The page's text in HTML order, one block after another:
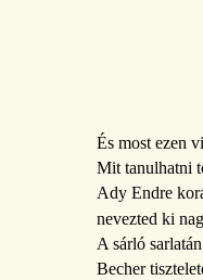
És most ezen
Mit tanulhatni
Ady Endre
nevezted ki
A sárló
Becher